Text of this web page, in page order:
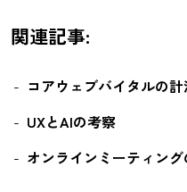
関連記事:
コアウェブバイタルの
UXとAIの考察
オンラインミーティン